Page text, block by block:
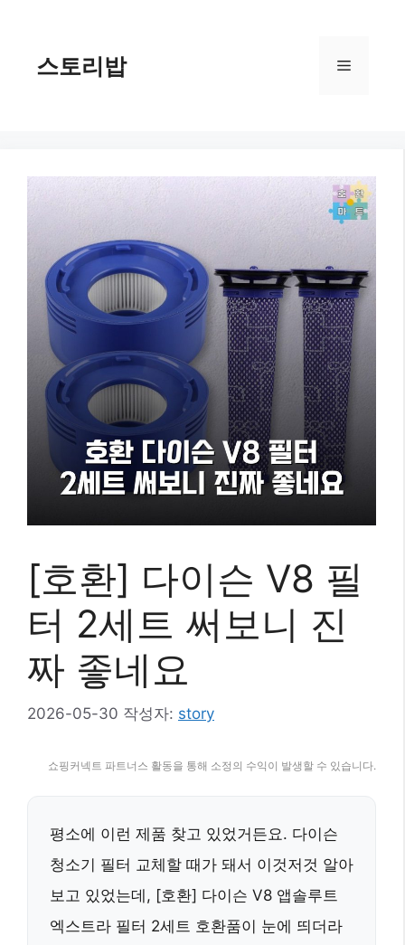
스토리밥 메
[호환] 다이슨 V8 필
터 2세트 써보니 진
짜 좋네요
2026-05-30 작성자: story
쇼핑커넥트 파트너스 활동을 통해 소정의 수익이 발생할 수 있습니다.
평소에 이런 제품 찾고 있었거든요. 다이슨
청소기 필터 교체할 때가 돼서 이것저것 알아
보고 있었는데, [호환] 다이슨 V8 앱솔루트
엑스트라 필터 2세트 호환품이 눈에 띄더라